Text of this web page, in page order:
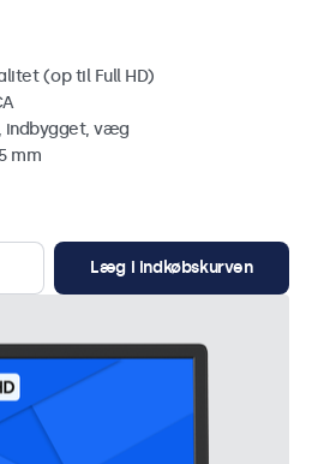
(op til Full HD)
indbygget, væg
mm
Læg i indkøbskurven